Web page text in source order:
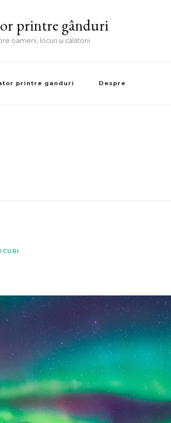
printre gânduri
oameni, locuri și călătorii
printre ganduri Despre